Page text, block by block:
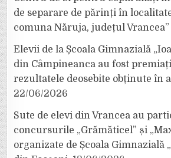
de separare de părinți în
comuna Năruja, județul Vrancea”
Elevii de la Școala Gimnazială
din Câmpineanca au fost
rezultatele deosebite obținute în
22/06/2026
Sute de elevi din Vrancea au
concursurile „Grămăticel” și
organizate de Școala Gimnazială